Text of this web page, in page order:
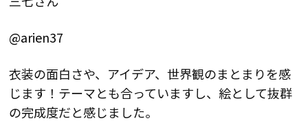
@arien37
衣装の面白さや、アイデア、世界観のまとまりを感
じます！テーマとも合っていますし、絵として抜群
の完成度だと感じました。